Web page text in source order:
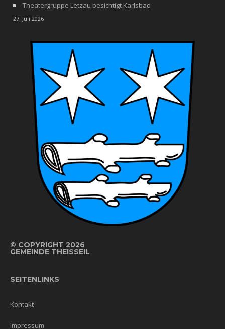
Theatergruppe Letzau besichtigt Karlsbad
27. Juli 2026
© COPYRIGHT 2026
GEMEINDE THEISSEIL
SEITENLINKS
Kontakt
Impressum